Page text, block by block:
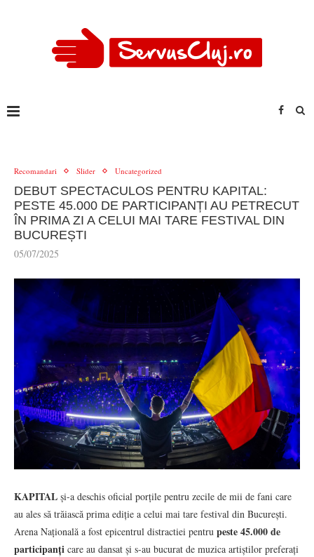
Recomandari Slider Uncategorized
DEBUT SPECTACULOS PENTRU KAPITAL:
PESTE 45.000 DE PARTICIPANȚI AU PETRECUT
ÎN PRIMA ZI A CELUI MAI TARE FESTIVAL DIN
BUCUREȘTI
05/07/2025
KAPITAL și-a deschis oficial porțile pentru zecile de mii de fani care
au ales să trăiască prima ediție a celui mai tare festival din București.
Arena Națională a fost epicentrul distractiei pentru peste 45.000 de
participanți care au dansat și s-au bucurat de muzica artiștilor preferați